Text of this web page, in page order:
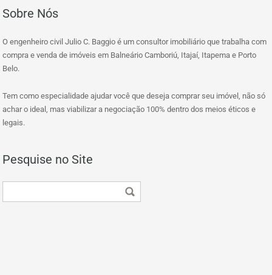
Sobre Nós
O engenheiro civil Julio C. Baggio é um consultor imobiliário que trabalha com
compra e venda de imóveis em Balneário Camboriú, Itajaí, Itapema e Porto
Belo.
Tem como especialidade ajudar você que deseja comprar seu imóvel, não só
achar o ideal, mas viabilizar a negociação 100% dentro dos meios éticos e
legais.
Pesquise no Site